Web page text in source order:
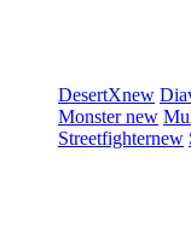
DesertXnew
Monsternew
Streetfighternew